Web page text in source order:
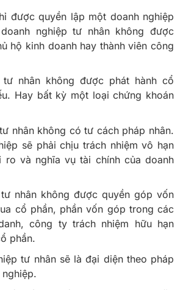
được quyền lập một doanh nghiệp
nghiệp tư nhân không được
hộ kinh doanh hay thành viên công
tư nhân không được phát hành cổ
Hay bất kỳ một loại chứng khoán
nhân không có tư cách pháp nhân.
sẽ phải chịu trách nhiệm vô hạn
và nghĩa vụ tài chính của doanh
nhân không được quyền góp vốn
cổ phần, phần vốn góp trong các
công ty trách nhiệm hữu hạn
phần.
tư nhân sẽ là đại diện theo pháp